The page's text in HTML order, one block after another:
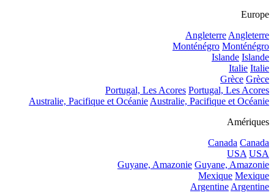
Europe
AngleterreAngleterre
Monténégro Monténégro
Islande Islande
Italie Italie
Grèce Grèce
Portugal, Les Acores Portugal, Les Acores
Australie, Pacifique et OcéanieAustralie, Pacifique et Océanie
Amériques
Canada Canada
USA USA
Guyane, Amazonie Guyane, Amazonie
Mexique Mexique
ArgentineArgentine